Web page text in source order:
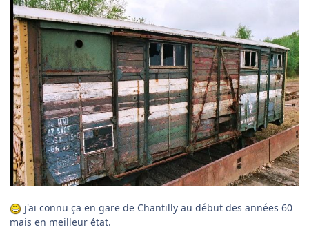
j'ai connu ça en gare de Chantilly au début des années 60
mais en meilleur état.